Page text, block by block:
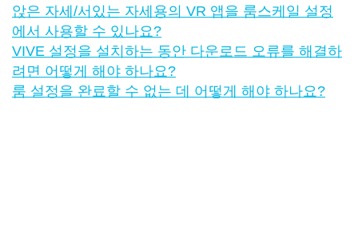
앉은 자세/서있는 자세용의 VR 앱을 룸스케일 설정
에서 사용할 수 있나요?
VIVE 설정을 설치하는 동안 다운로드 오류를 해결하
려면 어떻게 해야 하나요?
룸 설정을 완료할 수 없는 데 어떻게 해야 하나요?